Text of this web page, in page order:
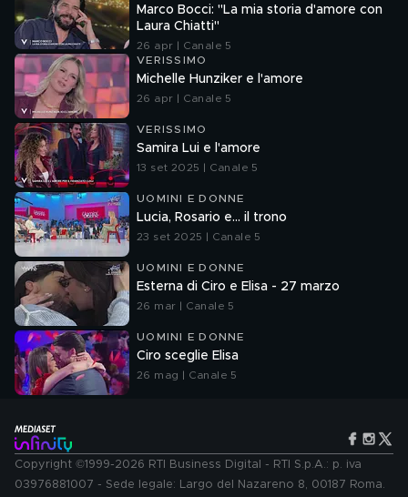
Marco Bocci: "La mia storia d'amore con
Laura Chiatti"
26 apr | Canale 5
VERISSIMO
Michelle Hunziker e l'amore
26 apr | Canale 5
VERISSIMO
Samira Lui e l'amore
13 set 2025 | Canale 5
UOMINI E DONNE
Lucia, Rosario e... il trono
23 set 2025 | Canale 5
UOMINI E DONNE
Esterna di Ciro e Elisa - 27 marzo
26 mar | Canale 5
UOMINI E DONNE
Ciro sceglie Elisa
26 mag | Canale 5
Copyright ©1999-2026 RTI Business Digital - RTI S.p.A.: p. iva
03976881007 - Sede legale: Largo del Nazareno 8, 00187 Roma.